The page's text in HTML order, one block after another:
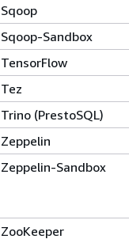
Sqoop
Sqoop-Sandbox
TensorFlow
Tez
Trino (PrestoSQL)
Zeppelin
Zeppelin-Sandbox
ZooKeeper